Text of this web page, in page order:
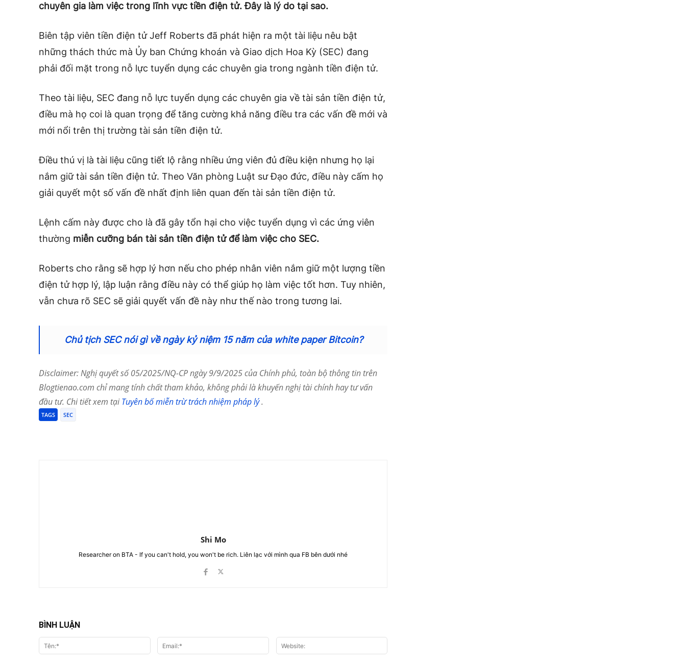
chuyên gia làm việc trong lĩnh vực tiền điện tử. Đây là lý do tại sao.
Biên tập viên tiền điện tử Jeff Roberts đã phát hiện ra một tài liệu nêu bật
những thách thức mà Ủy ban Chứng khoán và Giao dịch Hoa Kỳ (SEC) đang
phải đối mặt trong nỗ lực tuyển dụng các chuyên gia trong ngành tiền điện tử.
Theo tài liệu, SEC đang nỗ lực tuyển dụng các chuyên gia về tài sản tiền điện tử,
điều mà họ coi là quan trọng để tăng cường khả năng điều tra các vấn đề mới và
mới nổi trên thị trường tài sản tiền điện tử.
Điều thú vị là tài liệu cũng tiết lộ rằng nhiều ứng viên đủ điều kiện nhưng họ lại
nắm giữ tài sản tiền điện tử. Theo Văn phòng Luật sư Đạo đức, điều này cấm họ
giải quyết một số vấn đề nhất định liên quan đến tài sản tiền điện tử.
Lệnh cấm này được cho là đã gây tổn hại cho việc tuyển dụng vì các ứng viên
thường miễn cưỡng bán tài sản tiền điện tử để làm việc cho SEC.
Roberts cho rằng sẽ hợp lý hơn nếu cho phép nhân viên nắm giữ một lượng tiền
điện tử hợp lý, lập luận rằng điều này có thể giúp họ làm việc tốt hơn. Tuy nhiên,
vẫn chưa rõ SEC sẽ giải quyết vấn đề này như thế nào trong tương lai.
Chủ tịch SEC nói gì về ngày kỷ niệm 15 năm của white paper Bitcoin?
Disclaimer: Nghị quyết số 05/2025/NQ-CP ngày 9/9/2025 của Chính phủ, toàn bộ thông tin trên
Blogtienao.com chỉ mang tính chất tham khảo, không phải là khuyến nghị tài chính hay tư vấn
đầu tư. Chi tiết xem tạiTuyên bố miễn trừ trách nhiệm pháp lý.
TAGS SEC
Shi Mo
Researcher on BTA - If you can't hold, you won't be rich. Liên lạc với mình qua FB bên dưới nhé
BÌNH LUẬN
Tên:* Email:*